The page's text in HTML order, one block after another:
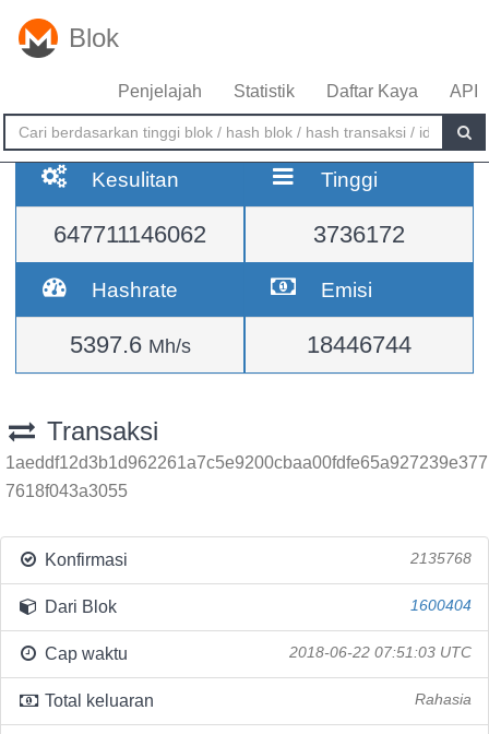
Blok
Penjelajah Statistik Daftar Kaya API
Kesulitan
647711146062
Tinggi
3736172
Hashrate
5397.6 Mh/s
Emisi
18446744
Transaksi
1aeddf12d3b1d962261a7c5e9200cbaa00fdfe65a927239e377
7618f043a3055
Konfirmasi 2135768
Dari Blok 1600404
Cap waktu 2018-06-22 07:51:03 UTC
Total keluaran Rahasia